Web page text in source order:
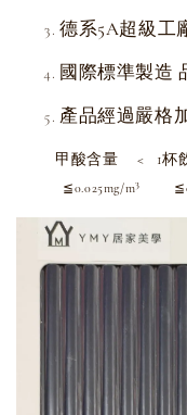
德系5A超級工
國際標準製造
產品經過嚴格
甲酸含量 < 1杯飲
≦0.025mg/m3